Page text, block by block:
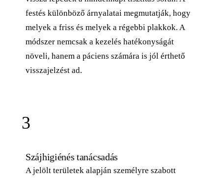
festés különböző árnyalatai megmutatják, hogy
melyek a friss és melyek a régebbi plakkok. A
módszer nemcsak a kezelés hatékonyságát
növeli, hanem a páciens számára is jól érthető
visszajelzést ad.
3
Szájhigiénés tanácsadás
A jelölt területek alapján személyre szabott